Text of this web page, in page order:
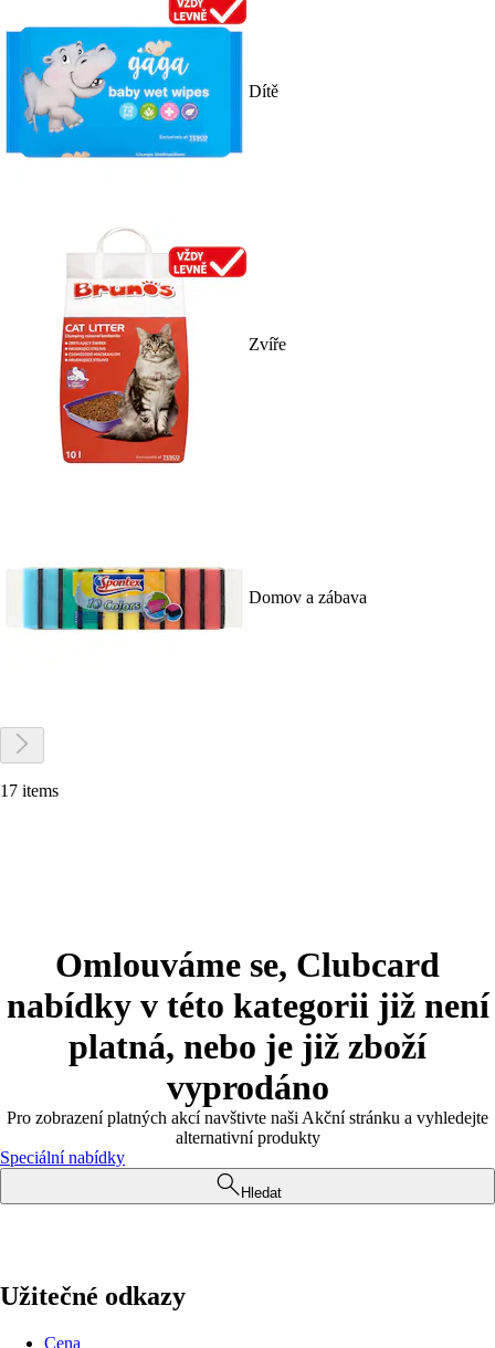
Dítě
Zvíře
Domov a zábava
17 items
Omlouváme se, Clubcard
nabídky v této kategorii již není
platná, nebo je již zboží
vyprodáno
Pro zobrazení platných akcí navštivte naši Akční stránku a vyhledejte
alternativní produkty
Speciální nabídky
Hledat
Užitečné odkazy
Cena